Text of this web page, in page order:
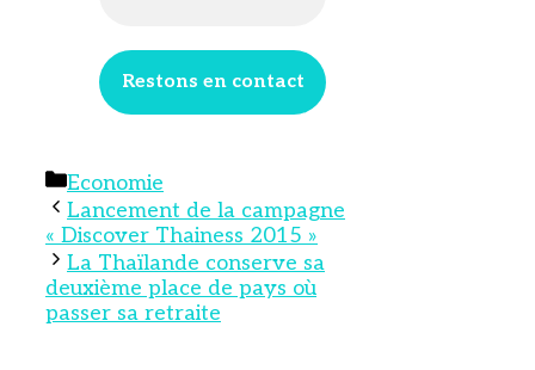
Catégories
Economie
Lancement de la campagne
« Discover Thainess 2015 »
La Thaïlande conserve sa
deuxième place de pays où
passer sa retraite